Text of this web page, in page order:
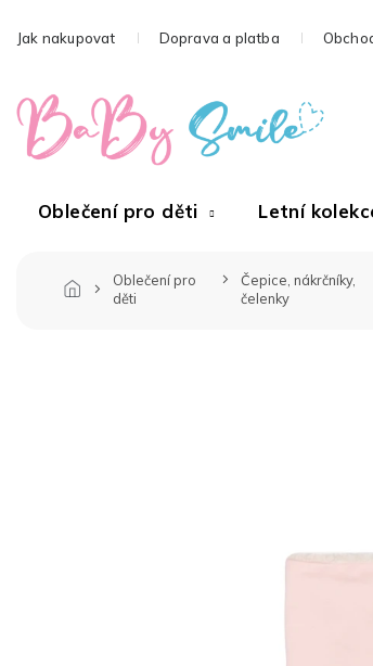
naJak nakupovat Doprava a platba
Oblečení pro děti Letní
Oblečení pro
děti
Čepice, nákrčníky,
čelenky